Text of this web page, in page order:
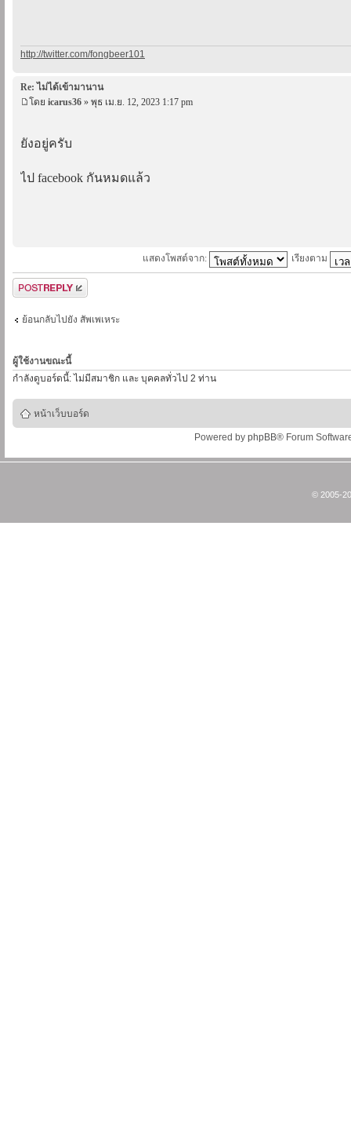
http://twitter.com/fongbeer101
Re: ไม่ได้เข้ามานาน
โดย icarus36 » พุธ เม.ย. 12, 2023 1:17 pm
ยังอยู่ครับ
ไป facebook กันหมดแล้ว
แสดงโพสต์จาก: เรียงตาม
ตอบกระทู้
ย้อนกลับไปยัง สัพเพเหระ
ผู้ใช้งานขณะนี้
กำลังดูบอร์ดนี้: ไม่มีสมาชิก และ บุคคลทั่วไป 2 ท่าน
หน้าเว็บบอร์ด
Powered by phpBB® Forum
© 2005-